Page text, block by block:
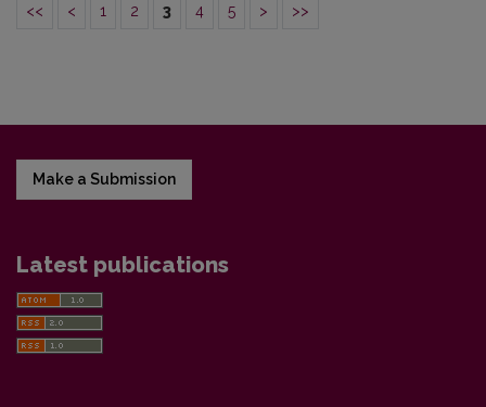
<< < 1 2 3 4 5 > >>
Make a Submission
Latest publications